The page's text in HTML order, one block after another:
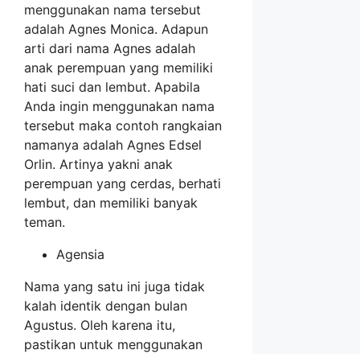
menggunakan nama tersebut
adalah Agnes Monica. Adapun
arti dari nama Agnes adalah
anak perempuan yang memiliki
hati suci dan lembut. Apabila
Anda ingin menggunakan nama
tersebut maka contoh rangkaian
namanya adalah Agnes Edsel
Orlin. Artinya yakni anak
perempuan yang cerdas, berhati
lembut, dan memiliki banyak
teman.
Agensia
Nama yang satu ini juga tidak
kalah identik dengan bulan
Agustus. Oleh karena itu,
pastikan untuk menggunakan